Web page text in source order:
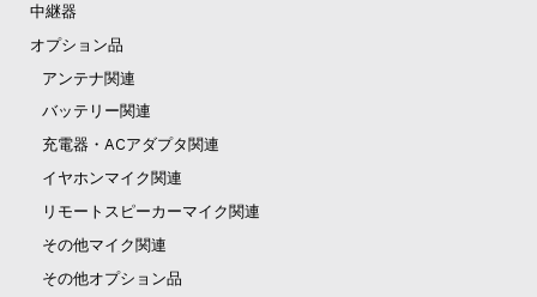
中継器
オプション品
アンテナ関連
バッテリー関連
充電器・ACアダプタ関連
イヤホンマイク関連
リモートスピーカーマイク関連
その他マイク関連
その他オプション品